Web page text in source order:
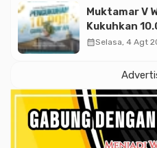
Muktamar V
Kukuhkan
Masjid Istiqlal
calendar_monthSelasa, 4 Agt